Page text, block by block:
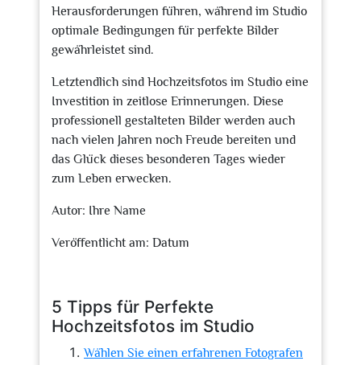
Herausforderungen führen, während im Studio
optimale Bedingungen für perfekte Bilder
gewährleistet sind.
Letztendlich sind Hochzeitsfotos im Studio eine
Investition in zeitlose Erinnerungen. Diese
professionell gestalteten Bilder werden auch
nach vielen Jahren noch Freude bereiten und
das Glück dieses besonderen Tages wieder
zum Leben erwecken.
Autor: Ihre Name
Veröffentlicht am: Datum
5 Tipps für Perfekte
Hochzeitsfotos im Studio
Wählen Sie einen erfahrenen Fotografen